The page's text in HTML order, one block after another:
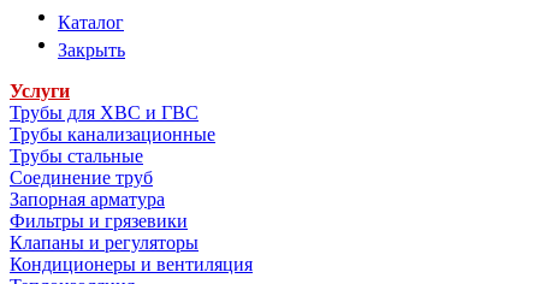
Каталог
Закрыть
Услуги
Трубы для ХВС и ГВС
Трубы канализационные
Трубы стальные
Соединение труб
Запорная арматура
Фильтры и грязевики
Клапаны и регуляторы
Кондиционеры и вентиляция